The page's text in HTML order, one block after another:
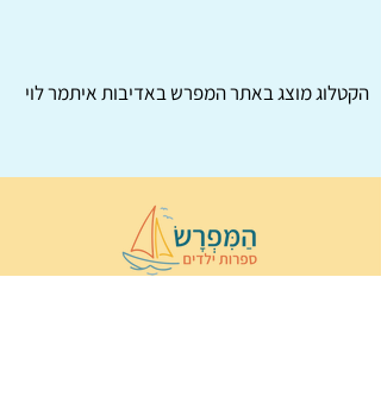
הקטלוג מוצג באתרהמפרשבאדיבות איתמר לוי